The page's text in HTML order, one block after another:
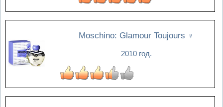
Moschino: Glamour Toujours ♀
2010 год.